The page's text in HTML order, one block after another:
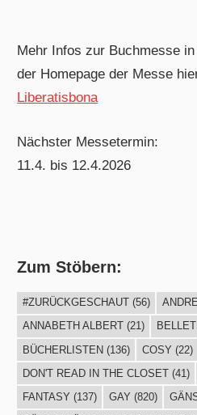
Mehr Infos zur Buchmesse
der Homepage der Messe
Liberatisbona
Nächster Messetermin:
11.4. bis 12.4.2026
Zum Stöbern:
#ZURÜCKGESCHAUT(56)
ANNABETH ALBERT(21)
BÜCHERLISTEN(136) COSY (22)
DON'T READ IN THE CLOSET(41)
FANTASY (137) GAY (820)